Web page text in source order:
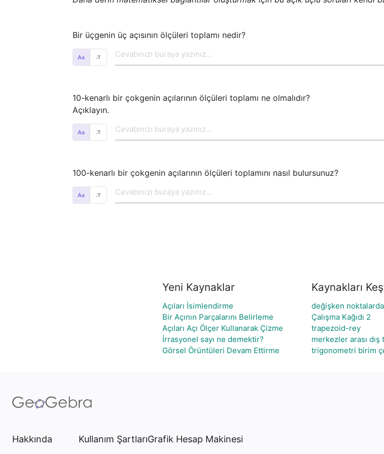
Bir üçgenin üç açısının ölçüleri toplamı nedir?
𝜋
10-kenarlı bir çokgenin açılarının ölçüleri toplamı ne olmalıdır?
Açıklayın.
𝜋
100-kenarlı bir çokgenin açılarının ölçüleri toplamını nasıl bulursunuz?
𝜋
Yeni Kaynaklar
Açıları İsimlendirme
Bir Açının Parçalarını Belirleme
Açıları Açı Ölçer Kullanarak Çizme
İrrasyonel sayı ne demektir?
Görsel Örüntüleri Devam Ettirme
Kaynakları
değişken
Çalışma Kağıdı 2
trapezoid-rey
merkezler arası
trigonometri birim
Hakkında Kullanım ŞartlarıGrafik Hesap Makinesi